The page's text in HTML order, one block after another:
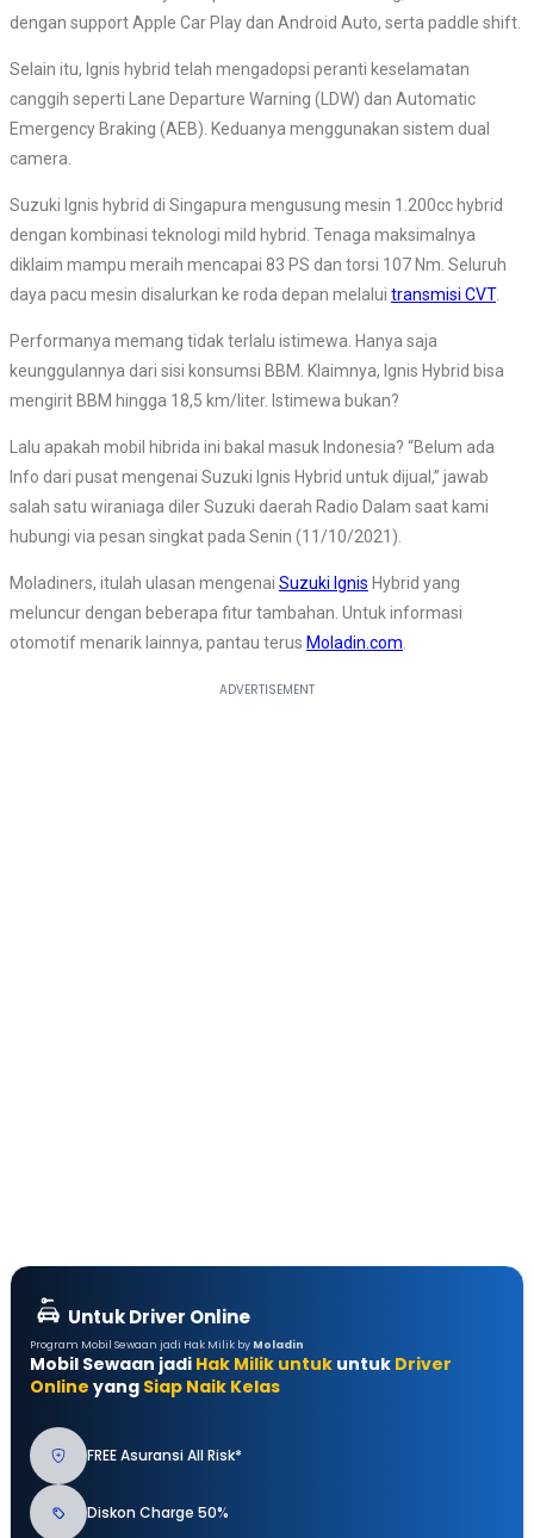
dengan support Apple Car Play dan Android Auto, serta paddle shift.
Selain itu, Ignis hybrid telah mengadopsi peranti keselamatan
canggih seperti Lane Departure Warning (LDW) dan Automatic
Emergency Braking (AEB). Keduanya menggunakan sistem dual
camera.
Suzuki Ignis hybrid di Singapura mengusung mesin 1.200cc hybrid
dengan kombinasi teknologi mild hybrid. Tenaga maksimalnya
diklaim mampu meraih mencapai 83 PS dan torsi 107 Nm. Seluruh
daya pacu mesin disalurkan ke roda depan melalui transmisi CVT.
Performanya memang tidak terlalu istimewa. Hanya saja
keunggulannya dari sisi konsumsi BBM. Klaimnya, Ignis Hybrid bisa
mengirit BBM hingga 18,5 km/liter. Istimewa bukan?
Lalu apakah mobil hibrida ini bakal masuk Indonesia? “Belum ada
Info dari pusat mengenai Suzuki Ignis Hybrid untuk dijual,” jawab
salah satu wiraniaga diler Suzuki daerah Radio Dalam saat kami
hubungi via pesan singkat pada Senin (11/10/2021).
Moladiners, itulah ulasan mengenai Suzuki Ignis Hybrid yang
meluncur dengan beberapa fitur tambahan. Untuk informasi
otomotif menarik lainnya, pantau terus Moladin.com.
Untuk Driver Online
Program Mobil Sewaan jadi Hak Milik by Moladin
Mobil Sewaan jadi Hak Milik untuk untuk Driver
Online yang Siap Naik Kelas
FREE Asuransi All Risk*
Diskon Charge 50%